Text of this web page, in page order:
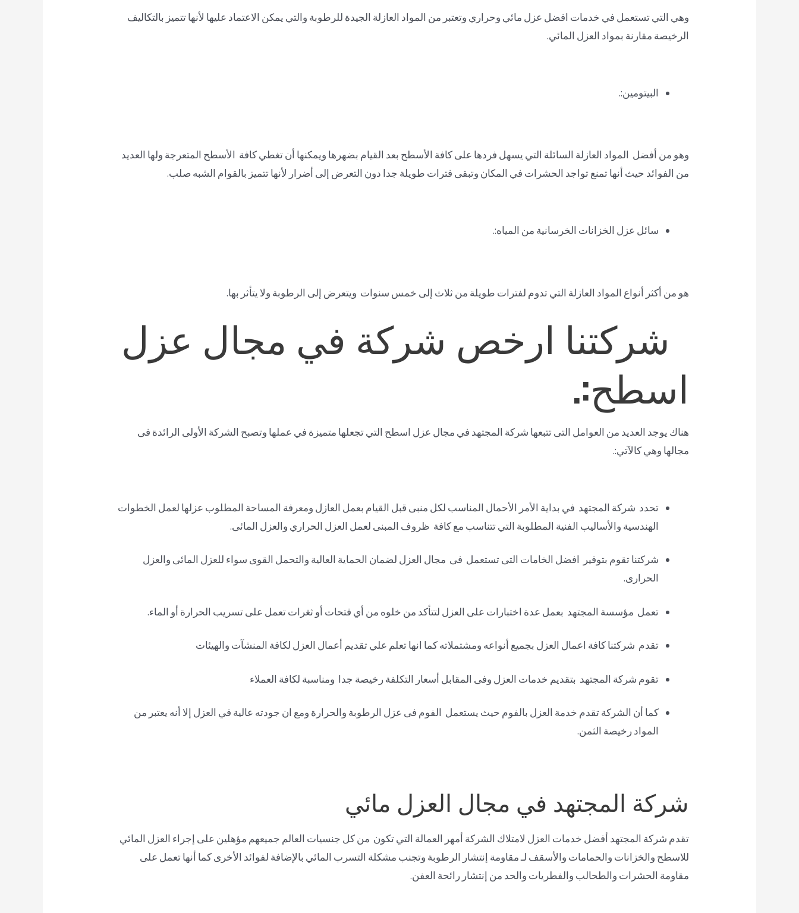
وهي التي تستعمل في خدمات افضل عزل مائي وحراري وتعتبر من المواد العازلة الجيدة للرطوبة والتي يمكن الاعتماد عليها لأنها تتميز بالتكاليف
الرخيصة مقارنة بمواد العزل المائي.
البيتومين:.
وهو من أفضل المواد العازلة السائلة التي يسهل فردها على كافة الأسطح بعد القيام بضهرها ويمكنها أن تغطي كافة الأسطح المتعرجة ولها العديد
من الفوائد حيث أنها تمنع تواجد الحشرات في المكان وتبقى فترات طويلة جدا دون التعرض إلى أضرار لأنها تتميز بالقوام الشبه صلب.
سائل عزل الخزانات الخرسانية من المياه:.
هو من أكثر أنواع المواد العازلة التي تدوم لفترات طويلة من ثلاث إلى خمس سنوات ويتعرض إلى الرطوبة ولا يتأثر بها.
شركتنا ارخص شركة في مجال عزل
اسطح:.
هناك يوجد العديد من العوامل التى تتبعها شركة المجتهد في مجال عزل اسطح التي تجعلها متميزة في عملها وتصبح الشركة الأولى الرائدة فى
مجالها وهي كالآتي:.
تحدد شركة المجتهد في بداية الأمر الأحمال المناسب لكل منبى قبل القيام بعمل العازل ومعرفة المساحة المطلوب عزلها لعمل الخطوات
الهندسية والأساليب الفنية المطلوبة التي تتناسب مع كافة ظروف المبنى لعمل العزل الحراري والعزل المائى.
شركتنا تقوم بتوفير افضل الخامات التى تستعمل فى مجال العزل لضمان الحماية العالية والتحمل القوى سواء للعزل المائى والعزل
الحرارى.
تعمل مؤسسة المجتهد بعمل عدة اختبارات على العزل لتتأكد من خلوه من أي فتحات أو ثغرات تعمل على تسريب الحرارة أو الماء.
تقدم شركتنا كافة اعمال العزل بجميع أنواعه ومشتملاته كما انها تعلم علي تقديم أعمال العزل لكافة المنشآت والهيئات
تقوم شركة المجتهد بتقديم خدمات العزل وفى المقابل أسعار التكلفة رخيصة جدا ومناسبة لكافة العملاء
كما أن الشركة تقدم خدمة العزل بالفوم حيث يستعمل الفوم فى عزل الرطوبة والحرارة ومع ان جودته عالية في العزل إلا أنه يعتبر من
المواد رخيصة الثمن.
شركة المجتهد في مجال العزل مائي
تقدم شركة المجتهد أفضل خدمات العزل لامتلاك الشركة أمهر العمالة التي تكون من كل جنسيات العالم جميعهم مؤهلين على إجراء العزل المائي
للاسطح والخزانات والحمامات والأسقف لـ مقاومة إنتشار الرطوبة وتجنب مشكلة التسرب المائي بالإضافة لفوائد الأخرى كما أنها تعمل على
مقاومة الحشرات والطحالب والفطريات والحد من إنتشار رائحة العفن.